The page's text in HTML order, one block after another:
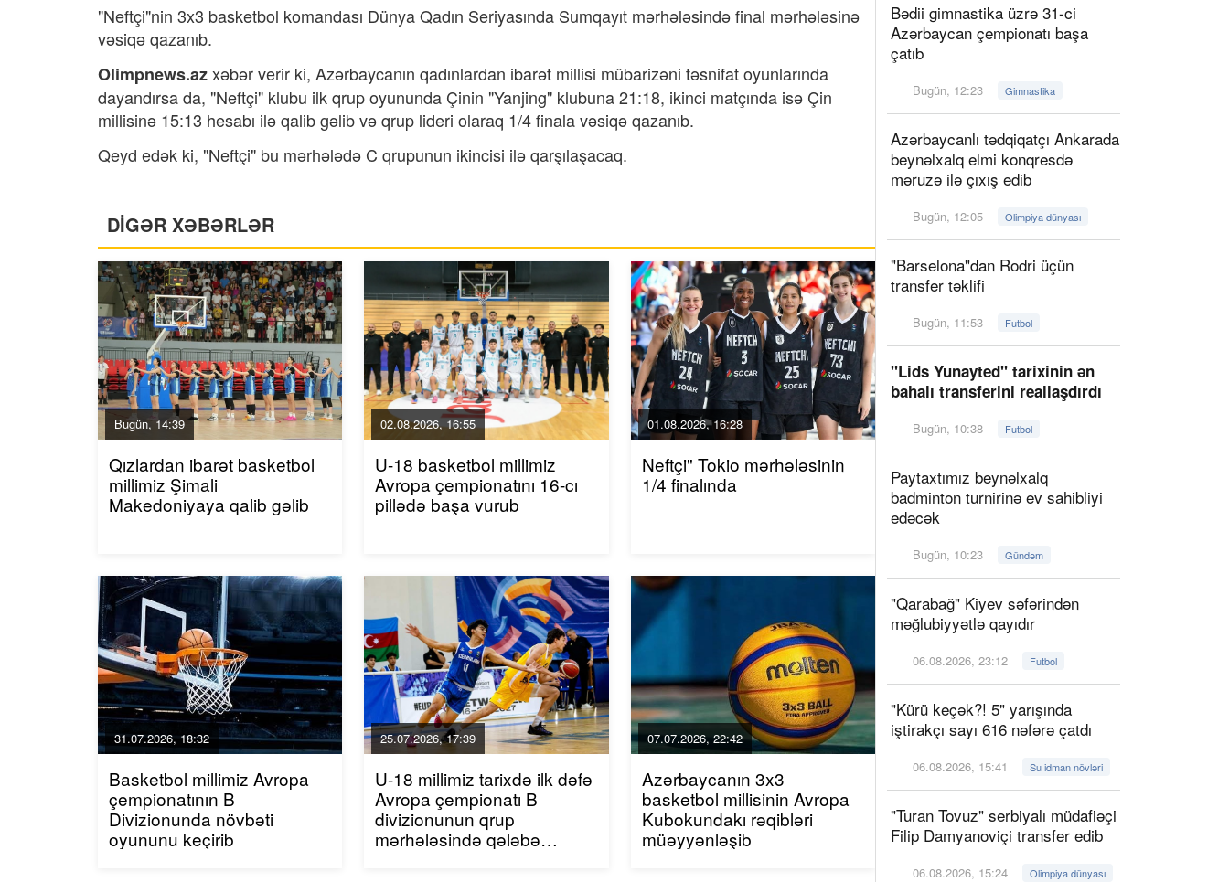
"Neftçi"nin 3x3 basketbol komandası Dünya Qadın Seriyasında Sumqayıt mərhələsində final mərhələsinə
vəsiqə qazanıb.
Olimpnews.azxəbər verir ki, Azərbaycanın qadınlardan ibarət millisi mübarizəni təsnifat oyunlarında
dayandırsa da, "Neftçi" klubu ilk qrup oyununda Çinin "Yanjing" klubuna 21:18, ikinci matçında isə Çin
millisinə 15:13 hesabı ilə qalib gəlib və qrup lideri olaraq 1/4 finala vəsiqə qazanıb.
Qeyd edək ki, "Neftçi" bu mərhələdə C qrupunun ikincisi ilə qarşılaşacaq.
DİGƏR XƏBƏRLƏR
Bugün, 14:39
Qızlardan ibarət basketbol
millimiz Şimali
Makedoniyaya qalib gəlib
02.08.2026, 16:55
U-18 basketbol millimiz
Avropa çempionatını 16-cı
pillədə başa vurub
01.08.2026, 16:28
Neftçi" Tokio mərhələsinin
1/4 finalında
31.07.2026, 18:32
Basketbol millimiz Avropa
çempionatının B
Divizionunda növbəti
oyununu keçirib
25.07.2026, 17:39
U-18 millimiz tarixdə ilk dəfə
Avropa çempionatı B
divizionunun qrup
mərhələsində qələbə
07.07.2026, 22:42
Azərbaycanın 3x3
basketbol millisinin Avropa
Kubokundakı rəqibləri
müəyyənləşib
Bədii gimnastika üzrə 31-ci
Azərbaycan çempionatı başa
çatıb
Bugün, 12:23 Gimnastika
Azərbaycanlı tədqiqatçı Ankarada
beynəlxalq elmi konqresdə
məruzə ilə çıxış edib
Bugün, 12:05 Olimpiya dünyası
"Barselona"dan Rodri üçün
transfer təklifi
Bugün, 11:53 Futbol
"Lids Yunayted" tarixinin ən
bahalı transferini reallaşdırdı
Bugün, 10:38 Futbol
Paytaxtımız beynəlxalq
badminton turnirinə ev sahibliyi
edəcək
Bugün, 10:23 Gündəm
"Qarabağ" Kiyev səfərindən
məğlubiyyətlə qayıdır
06.08.2026, 23:12 Futbol
"Kürü keçək?! 5" yarışında
iştirakçı sayı 616 nəfərə çatdı
06.08.2026, 15:41 Su idman növləri
"Turan Tovuz" serbiyalı müdafiəçi
Filip Damyanoviçi transfer edib
06.08.2026, 15:24 Olimpiya dünyası